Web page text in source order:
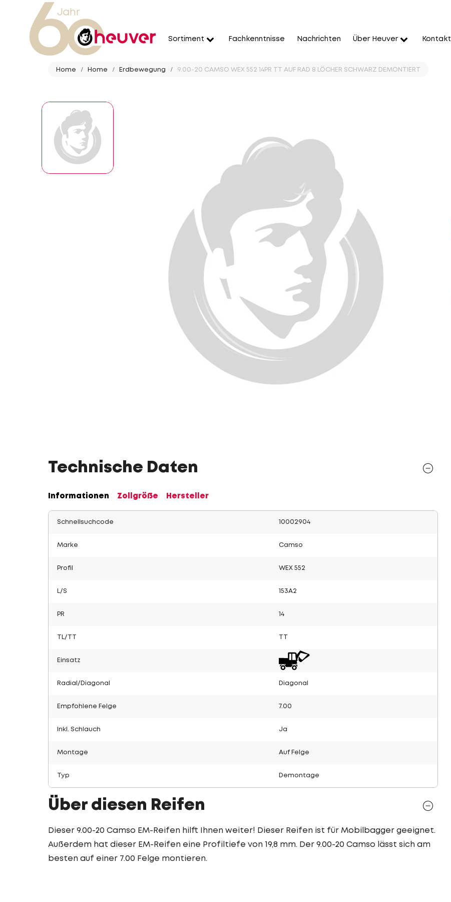
Sortiment Fachkenntnisse Nachrichten Über Heuver Kontakt
Home Home Erdbewegung 9.00-20 CAMSO WEX 552 14PR TT AUF RAD 8 LÖCHER SCHWARZ DEMONTIERT
Technische Daten
Informationen Zollgröße Hersteller
Schnellsuchcode 10002904
Marke Camso
Profil WEX 552
L/S 153A2
PR 14
TL/TT
Einsatz
Radial/Diagonal Diagonal
Empfohlene Felge 7.00
Inkl. Schlauch Ja
Montage Auf Felge
Typ Demontage
Über diesen Reifen
Dieser 9.00-20 Camso EM-Reifen hilft Ihnen weiter! Dieser Reifen ist für Mobilbagger geeignet.
Außerdem hat dieser EM-Reifen eine Profiltiefe von 19,8 mm. Der 9.00-20 Camso lässt sich am
besten auf einer 7.00 Felge montieren.